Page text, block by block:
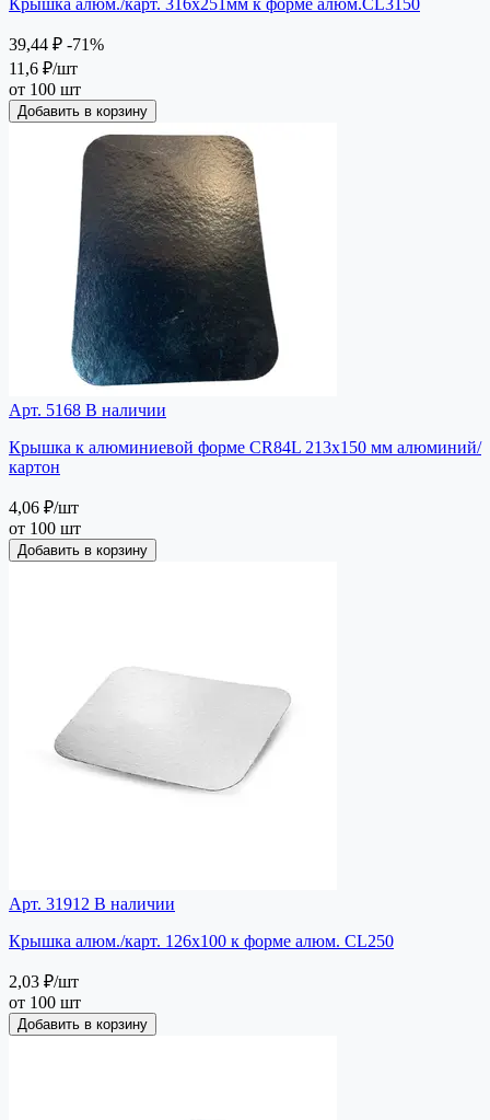
39,44 ₽ -71%
11,6 ₽/шт
от 100 шт
Добавить в корзину
Арт. 5168 В наличии
Крышка к алюминиевой форме CR84L 213х150 мм алюминий/
картон
4,06 ₽/шт
от 100 шт
Добавить в корзину
Арт. 31912 В наличии
Крышка алюм./карт. 126х100 к форме алюм. CL250
2,03 ₽/шт
от 100 шт
Добавить в корзину